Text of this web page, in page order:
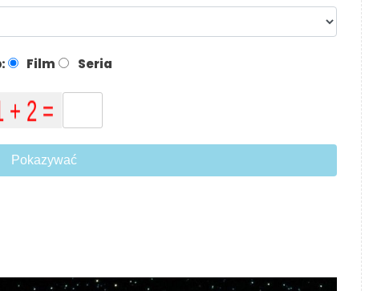
Film Seria
Pokazywać